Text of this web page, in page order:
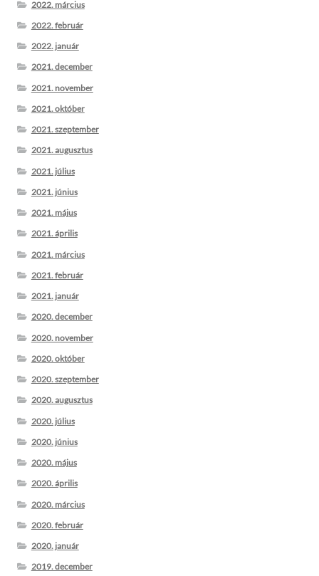
2022. március
2022. február
2022. január
2021. december
2021. november
2021. október
2021. szeptember
2021. augusztus
2021. július
2021. június
2021. május
2021. április
2021. március
2021. február
2021. január
2020. december
2020. november
2020. október
2020. szeptember
2020. augusztus
2020. július
2020. június
2020. május
2020. április
2020. március
2020. február
2020. január
2019. december